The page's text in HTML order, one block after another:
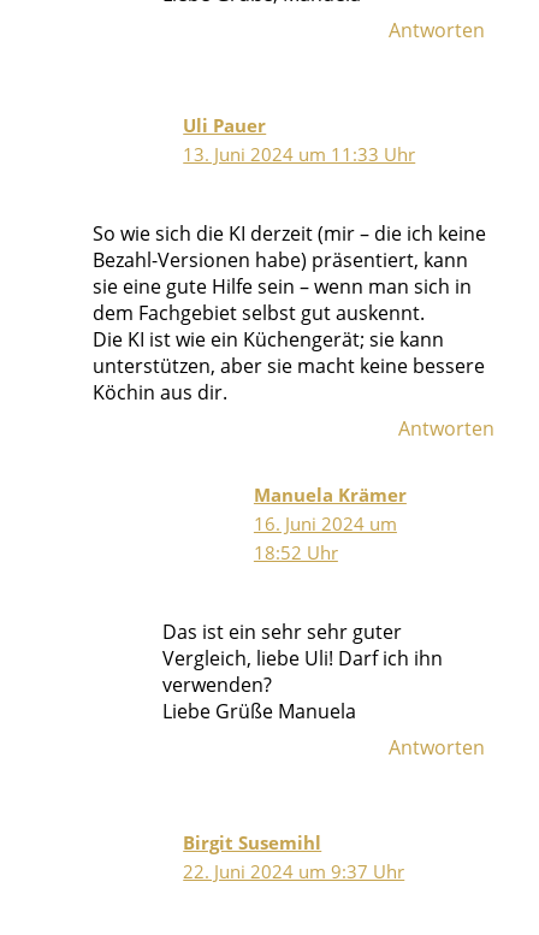
Antworten
Uli Pauer
13. Juni 2024 um 11:33 Uhr
So wie sich die KI derzeit (mir – die ich keine
Bezahl-Versionen habe) präsentiert, kann
sie eine gute Hilfe sein – wenn man sich in
dem Fachgebiet selbst gut auskennt.
Die KI ist wie ein Küchengerät; sie kann
unterstützen, aber sie macht keine bessere
Köchin aus dir.
Antworten
Manuela Krämer
16. Juni 2024 um
18:52 Uhr
Das ist ein sehr sehr guter
Vergleich, liebe Uli! Darf ich ihn
verwenden?
Liebe Grüße Manuela
Antworten
Birgit Susemihl
22. Juni 2024 um 9:37 Uhr